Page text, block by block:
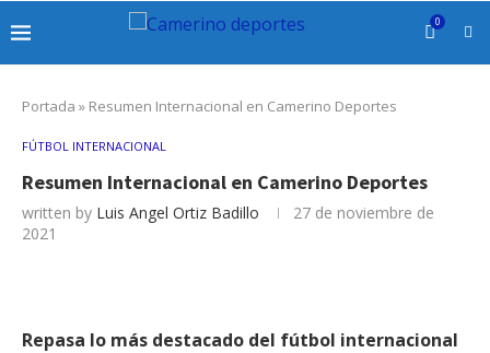
0
Portada » Resumen Internacional en Camerino Deportes
FÚTBOL INTERNACIONAL
Resumen Internacional en Camerino Deportes
written by Luis Angel Ortiz Badillo
27 de noviembre de
2021
Repasa lo más destacado del fútbol internacional